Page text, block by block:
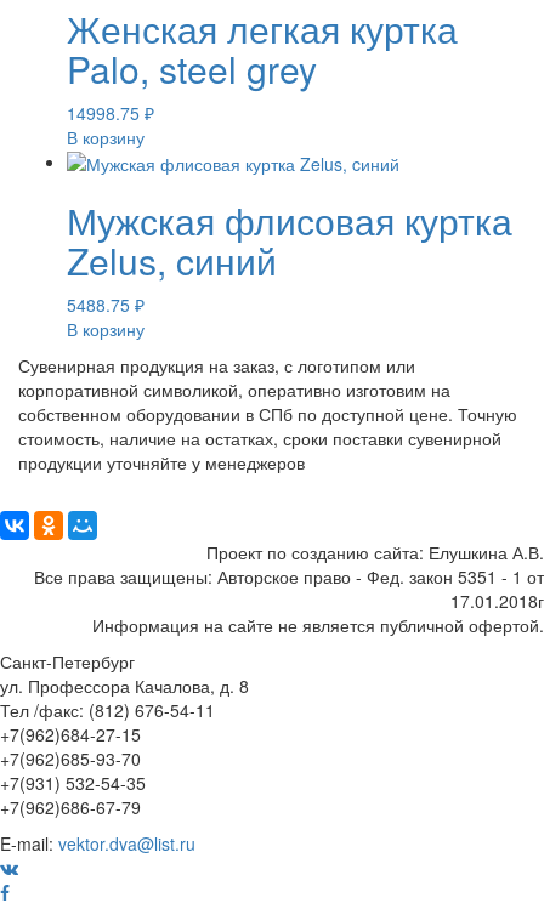
Женская легкая куртка
Palo, steel grey
14998.75 ₽
В корзину
Мужская флисовая куртка
Zelus, cиний
5488.75 ₽
В корзину
Сувенирная продукция на заказ, с логотипом или
корпоративной символикой, оперативно изготовим на
собственном оборудовании в СПб по доступной цене. Точную
стоимость, наличие на остатках, сроки поставки сувенирной
продукции уточняйте у менеджеров
Проект по созданию сайта: Елушкина А.В.
Все права защищены: Авторское право - Фед. закон 5351 - 1 от
17.01.2018г
Информация на сайте не является публичной офертой.
Санкт-Петербург
ул. Профессора Качалова, д. 8
Тел /факс: (812) 676-54-11
+7(962)684-27-15
+7(962)685-93-70
+7(931) 532-54-35
+7(962)686-67-79
E-mail: vektor.dva@list.ru